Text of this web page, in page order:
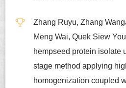
Zhang Ruyu, Zhang
Meng Wai, Quek Siew
hempseed protein isolate
stage method applying
homogenization coupled